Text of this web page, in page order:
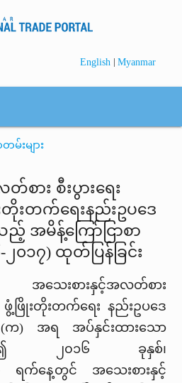
English | Myanmar
မ်းများ
စား စီးပွားရေး
းတိုးတက်ရေးနည်းဥပဒေ
ည့် အမိန့်ကြော်ငြာစာ
၀၁၇) ထုတ်ပြန်ခြင်း
အသေးစားနှင့်အလတ်စား
း ဖွံ့ဖြိုးတိုးတက်ရေး နည်းဥပဒေ
က) အရ အပ်နှင်းထားသော
သုံး၍ ၂၀၁၆ ခုနှစ်၊
က်နေ့တွင် အသေးစားနှင့်